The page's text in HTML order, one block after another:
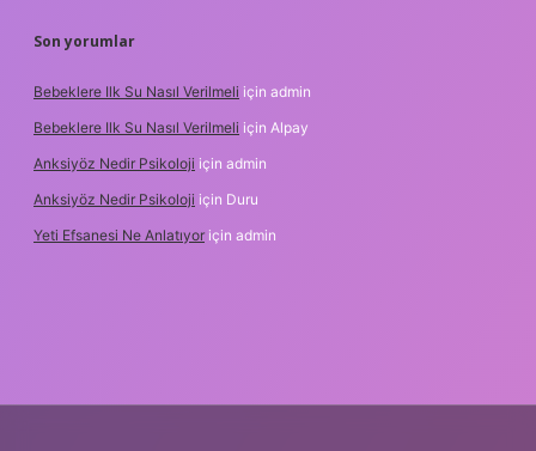
Son yorumlar
Bebeklere Ilk Su Nasıl Verilmeli için admin
Bebeklere Ilk Su Nasıl Verilmeli için Alpay
Anksiyöz Nedir Psikoloji için admin
Anksiyöz Nedir Psikoloji için Duru
Yeti Efsanesi Ne Anlatıyor için admin